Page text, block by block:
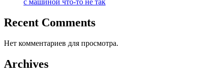
с машиной что-то не так
Recent Comments
Нет комментариев для просмотра.
Archives